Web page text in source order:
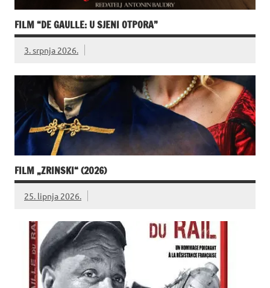
FILM “DE GAULLE: U SJENI OTPORA”
3. srpnja 2026.
FILM „ZRINSKI“ (2026)
25. lipnja 2026.